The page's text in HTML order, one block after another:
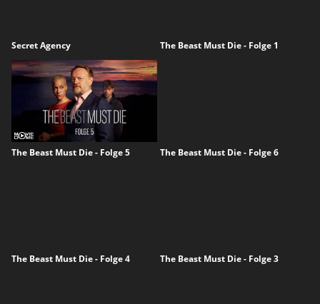
Secret Agency The Beast Must Die - Folge 1
The Beast Must Die - Folge 5 The Beast Must Die - Folge 6
The Beast Must Die - Folge 4 The Beast Must Die - Folge 3